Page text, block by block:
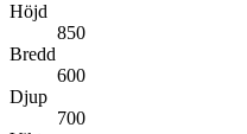
Höjd
850
Bredd
600
Djup
700